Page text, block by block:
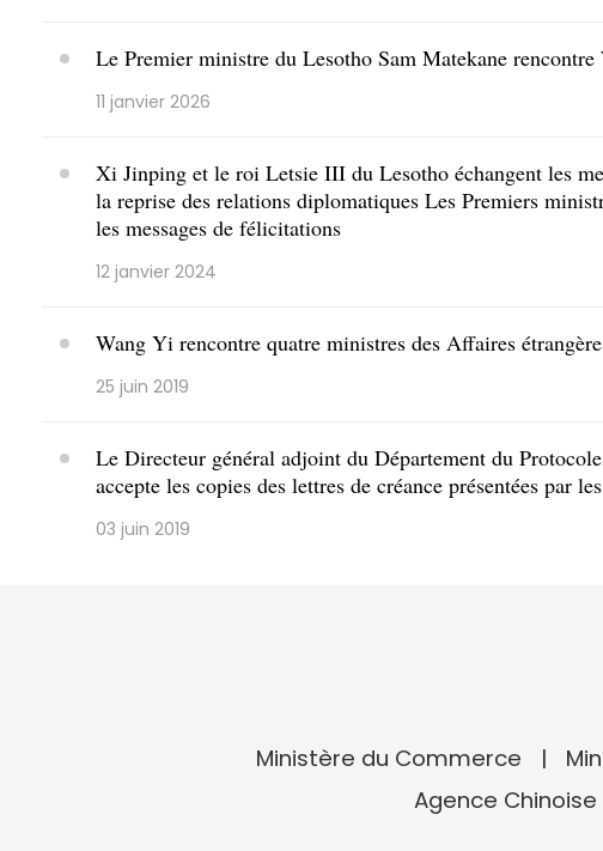
Le Premier ministre du Lesotho Sam Matekane
11 janvier 2026
Xi Jinping et le roi Letsie III du Lesotho échangent les
la reprise des relations diplomatiques Les Premiers
les messages de félicitations
12 janvier 2024
Wang Yi rencontre quatre ministres des Affaires
25 juin 2019
Le Directeur général adjoint du Département du
accepte les copies des lettres de créance présentées par
03 juin 2019
Ministère du Commerce
Agence